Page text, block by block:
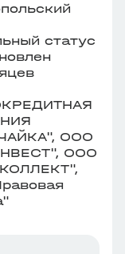
статус
ООО
ООО